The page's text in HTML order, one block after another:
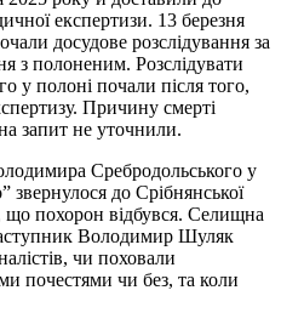
експертизи. 13 березня
досудове розслідування за
з полоненим. Розслідувати
у полоні почали після того,
Причину смерті
запит не уточнили.
Сребродольського у
звернулося до Срібнянської
що похорон відбувся. Селищна
Володимир Шуляк
чи поховали
почестями чи без, та коли